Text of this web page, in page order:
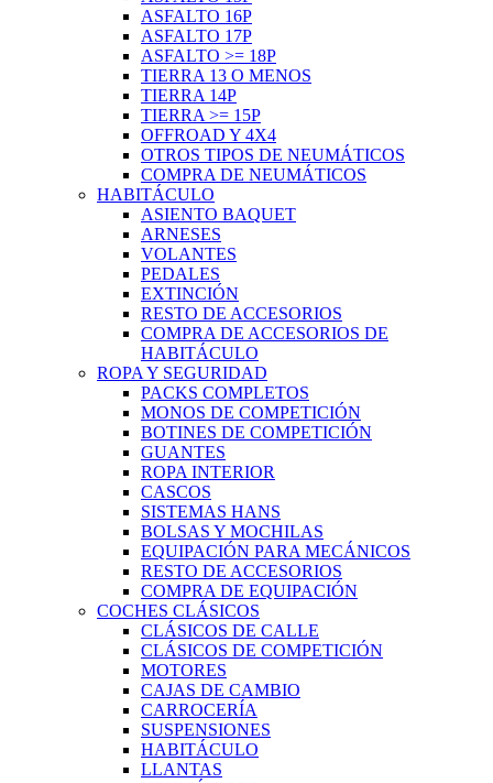
ASFALTO 16P
ASFALTO 17P
ASFALTO >= 18P
TIERRA 13 O MENOS
TIERRA 14P
TIERRA >= 15P
OFFROAD Y 4X4
OTROS TIPOS DE NEUMÁTICOS
COMPRA DE NEUMÁTICOS
HABITÁCULO
ASIENTO BAQUET
ARNESES
VOLANTES
PEDALES
EXTINCIÓN
RESTO DE ACCESORIOS
COMPRA DE ACCESORIOS DE
HABITÁCULO
ROPA Y SEGURIDAD
PACKS COMPLETOS
MONOS DE COMPETICIÓN
BOTINES DE COMPETICIÓN
GUANTES
ROPA INTERIOR
CASCOS
SISTEMAS HANS
BOLSAS Y MOCHILAS
EQUIPACIÓN PARA MECÁNICOS
RESTO DE ACCESORIOS
COMPRA DE EQUIPACIÓN
COCHES CLÁSICOS
CLÁSICOS DE CALLE
CLÁSICOS DE COMPETICIÓN
MOTORES
CAJAS DE CAMBIO
CARROCERÍA
SUSPENSIONES
HABITÁCULO
LLANTAS